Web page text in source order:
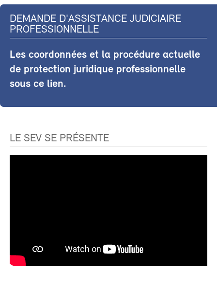
DEMANDE D'ASSISTANCE JUDICIAIRE
PROFESSIONNELLE
Les coordonnées et la procédure actuelle
de protection juridique professionnelle
sous ce lien.
LE SEV SE PRÉSENTE